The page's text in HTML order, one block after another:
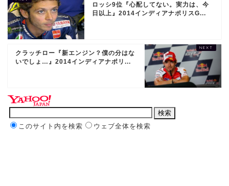
ロッシ9位『心配してない。実力は、今
日以上』2014インディアナポリスG...
クラッチロー『新エンジン？僕の分はな
いでしょ…』2014インディアナポリ...
このサイト内を検索 ウェブ全体を検索